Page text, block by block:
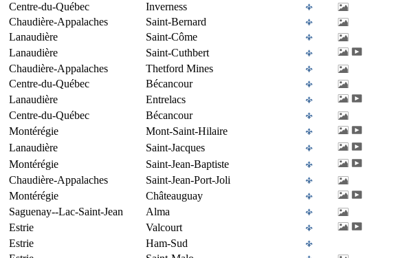
Centre-du-Québec
Inverness
Chaudière-Appalaches
Saint-Bernard
Lanaudière
Saint-Côme
Lanaudière
Saint-Cuthbert
Chaudière-Appalaches
Thetford Mines
Centre-du-Québec
Bécancour
Lanaudière
Entrelacs
Centre-du-Québec
Bécancour
Montérégie
Mont-Saint-Hilaire
Lanaudière
Saint-Jacques
Montérégie
Saint-Jean-Baptiste
Chaudière-Appalaches
Saint-Jean-Port-Joli
Montérégie
Châteauguay
Saguenay--Lac-Saint-Jean
Alma
Estrie
Valcourt
Estrie
Ham-Sud